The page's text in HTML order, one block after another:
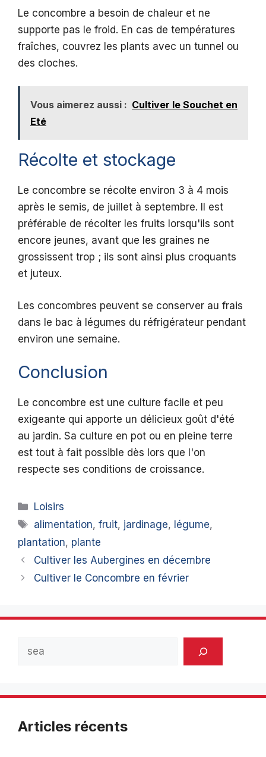
Le concombre a besoin de chaleur et ne
supporte pas le froid. En cas de températures
fraîches, couvrez les plants avec un tunnel ou
des cloches.
Vous aimerez aussi : Cultiver le Souchet en
Eté
Récolte et stockage
Le concombre se récolte environ 3 à 4 mois
après le semis, de juillet à septembre. Il est
préférable de récolter les fruits lorsqu'ils sont
encore jeunes, avant que les graines ne
grossissent trop ; ils sont ainsi plus croquants
et juteux.
Les concombres peuvent se conserver au frais
dans le bac à légumes du réfrigérateur pendant
environ une semaine.
Conclusion
Le concombre est une culture facile et peu
exigeante qui apporte un délicieux goût d'été
au jardin. Sa culture en pot ou en pleine terre
est tout à fait possible dès lors que l'on
respecte ses conditions de croissance.
Catégories
Loisirs
Étiquettes
alimentation,fruit, jardinage, légume,
plantation, plante
Cultiver les Aubergines en décembre
Cultiver le Concombre en février
Articles récents